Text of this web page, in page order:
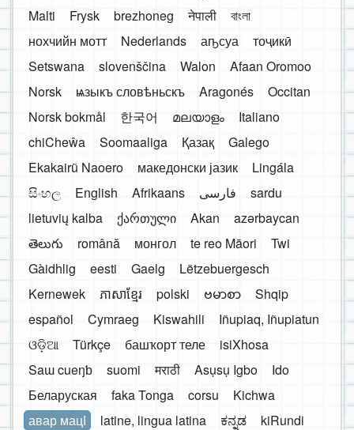
Malti
Frysk brezhoneg नेपाली
বাংলা
нохчийн мотт
Nederlands аҧсуа
тоҷикӣ
Setswana
slovenščina Walon
Afaan Oromoo
Norsk
ѩзыкъ словѣньскъ Aragonés
Occitan
Norsk bokmål
한국어 മലയാളം
Italiano
chiCheŵa
Soomaaliga Қазақ
Galego
Ekakairũ Naoero
македонски јазик
Lingála
සිංහල
English Afrikaans فارسی
sardu
lietuvių kalba
ქართული Akan
azərbaycan
తెలుగు
română монгол te reo Māori
Twi
Gàidhlig
eesti Gaelg
Lëtzebuergesch
Kernewek
ភាសាខ្មែរ polski ဗမာစာ
Shqip
español
Cymraeg Kiswahili
Iñupiaq, Iñupiatun
ଓଡ଼ିଆ
Türkçe башҡорт теле
isiXhosa
Saɯ cueŋƅ
suomi मराठी Asụsụ Igbo
Ido
Беларуская
faka Tonga corsu
Kichwa
авар мацӀ
latine, lingua latina ಕನ್ನಡ
kiRundi